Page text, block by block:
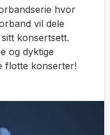
hvor
vil dele
konsertsett.
og dyktige
flotte konserter!